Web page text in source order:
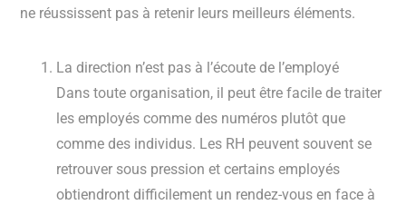
ne réussissent pas à retenir leurs meilleurs éléments.
La direction n’est pas à l’écoute de l’employé
Dans toute organisation, il peut être facile de traiter
les employés comme des numéros plutôt que
comme des individus. Les RH peuvent souvent se
retrouver sous pression et certains employés
obtiendront difficilement un rendez-vous en face à